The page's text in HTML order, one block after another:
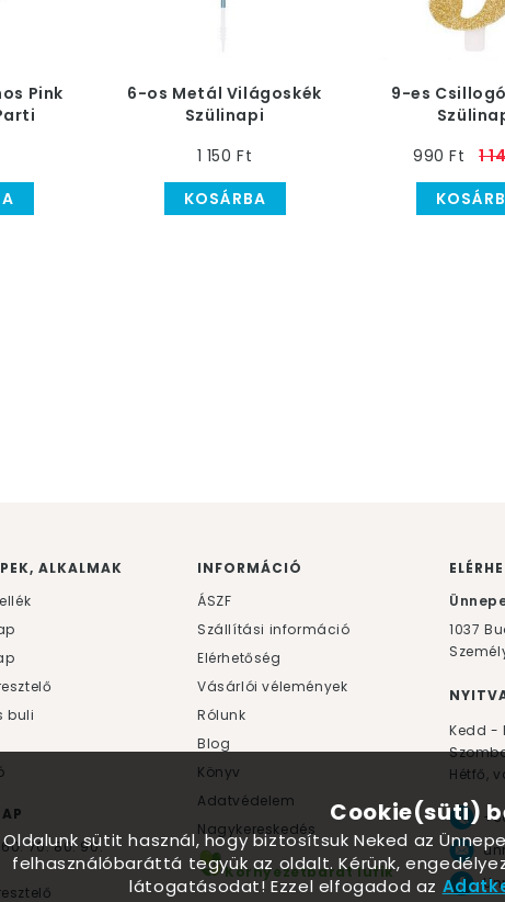
Pink
6-os Metál Világoskék
Szülinapi
1 150 Ft
KOSÁRBA
9-es
990 Ft
1
ALKALMAK
buli
60.70.80.90.
INFORMÁCIÓ
ÁSZF
Szállítási információ
Elérhetőség
Vásárlói vélemények
Rólunk
Blog
Könyv
Adatvédelem
Nagykereskedés
Környezetbarát lufik
1037
Kedd -
Hétfő,
Cookie(süti)
Oldalunk sütit használ, hogy biztosítsuk Neked az
felhasználóbaráttá tegyük az oldalt. Kérünk,
látogatásodat! Ezzel elfogadod az